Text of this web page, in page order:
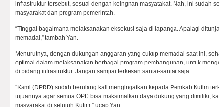
infrastruktur tersebut, sesuai dengan keingnan masyatakat. Nah, ini sudah
masyarakat dan program pemerintah.
“Tinggal bagaimana melaksanakan eksekusi saja di lapanga. Apalagi
memadai,” tambah Yan.
Menurutnya, dengan dukungan anggaran yang cukup memadai saat ini,
optimal dalam melaksanakan berbagai program pembangunan, untuk
di bidang infrastruktur. Jangan sampai terkesan santai-santai saja.
“Kami (DPRD) sudah berulang kali mengingatkan kepada Pemkab Kutim
tujuannya agar semua OPD bisa maksimalkan daya dukung yang dimiliki,
masyarakat di seluruh Kutim,” ucap Yan.